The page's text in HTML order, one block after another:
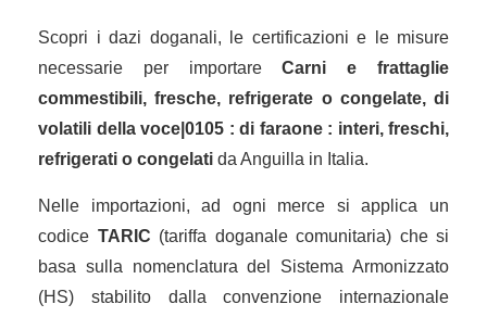
Scopri i dazi doganali, le certificazioni e le misure
necessarie per importareCarni e frattaglie
commestibili, fresche, refrigerate o congelate, di
volatili della voce|0105 : di faraone : interi, freschi,
refrigerati o congelati da Anguilla in Italia.
Nelle importazioni, ad ogni merce si applica un
codice TARIC (tariffa doganale comunitaria) che si
basa sulla nomenclatura del Sistema Armonizzato
(HS) stabilito dalla convenzione internazionale